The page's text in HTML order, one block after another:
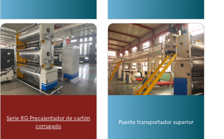
Serie RG Precalentador de cartón
corrugado
Puente transportador superior